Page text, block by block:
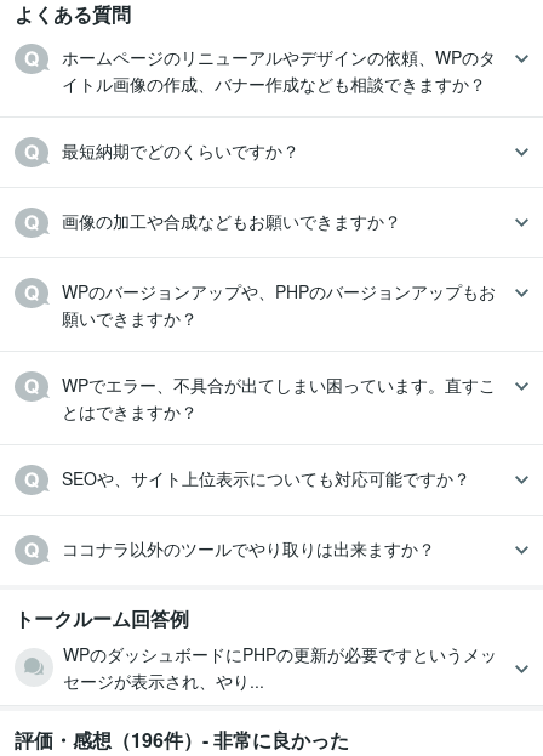
よくある質問
ホームページのリニューアルやデザインの依頼、WPのタ
イトル画像の作成、バナー作成なども相談できますか？
最短納期でどのくらいですか？
画像の加工や合成などもお願いできますか？
WPのバージョンアップや、PHPのバージョンアップもお
願いできますか？
WPでエラー、不具合が出てしまい困っています。直すこ
とはできますか？
SEOや、サイト上位表示についても対応可能ですか？
ココナラ以外のツールでやり取りは出来ますか？
トークルーム回答例
WPのダッシュボードにPHPの更新が必要ですというメッ
セージが表示され、やり...
評価・感想（196件）- 非常に良かった